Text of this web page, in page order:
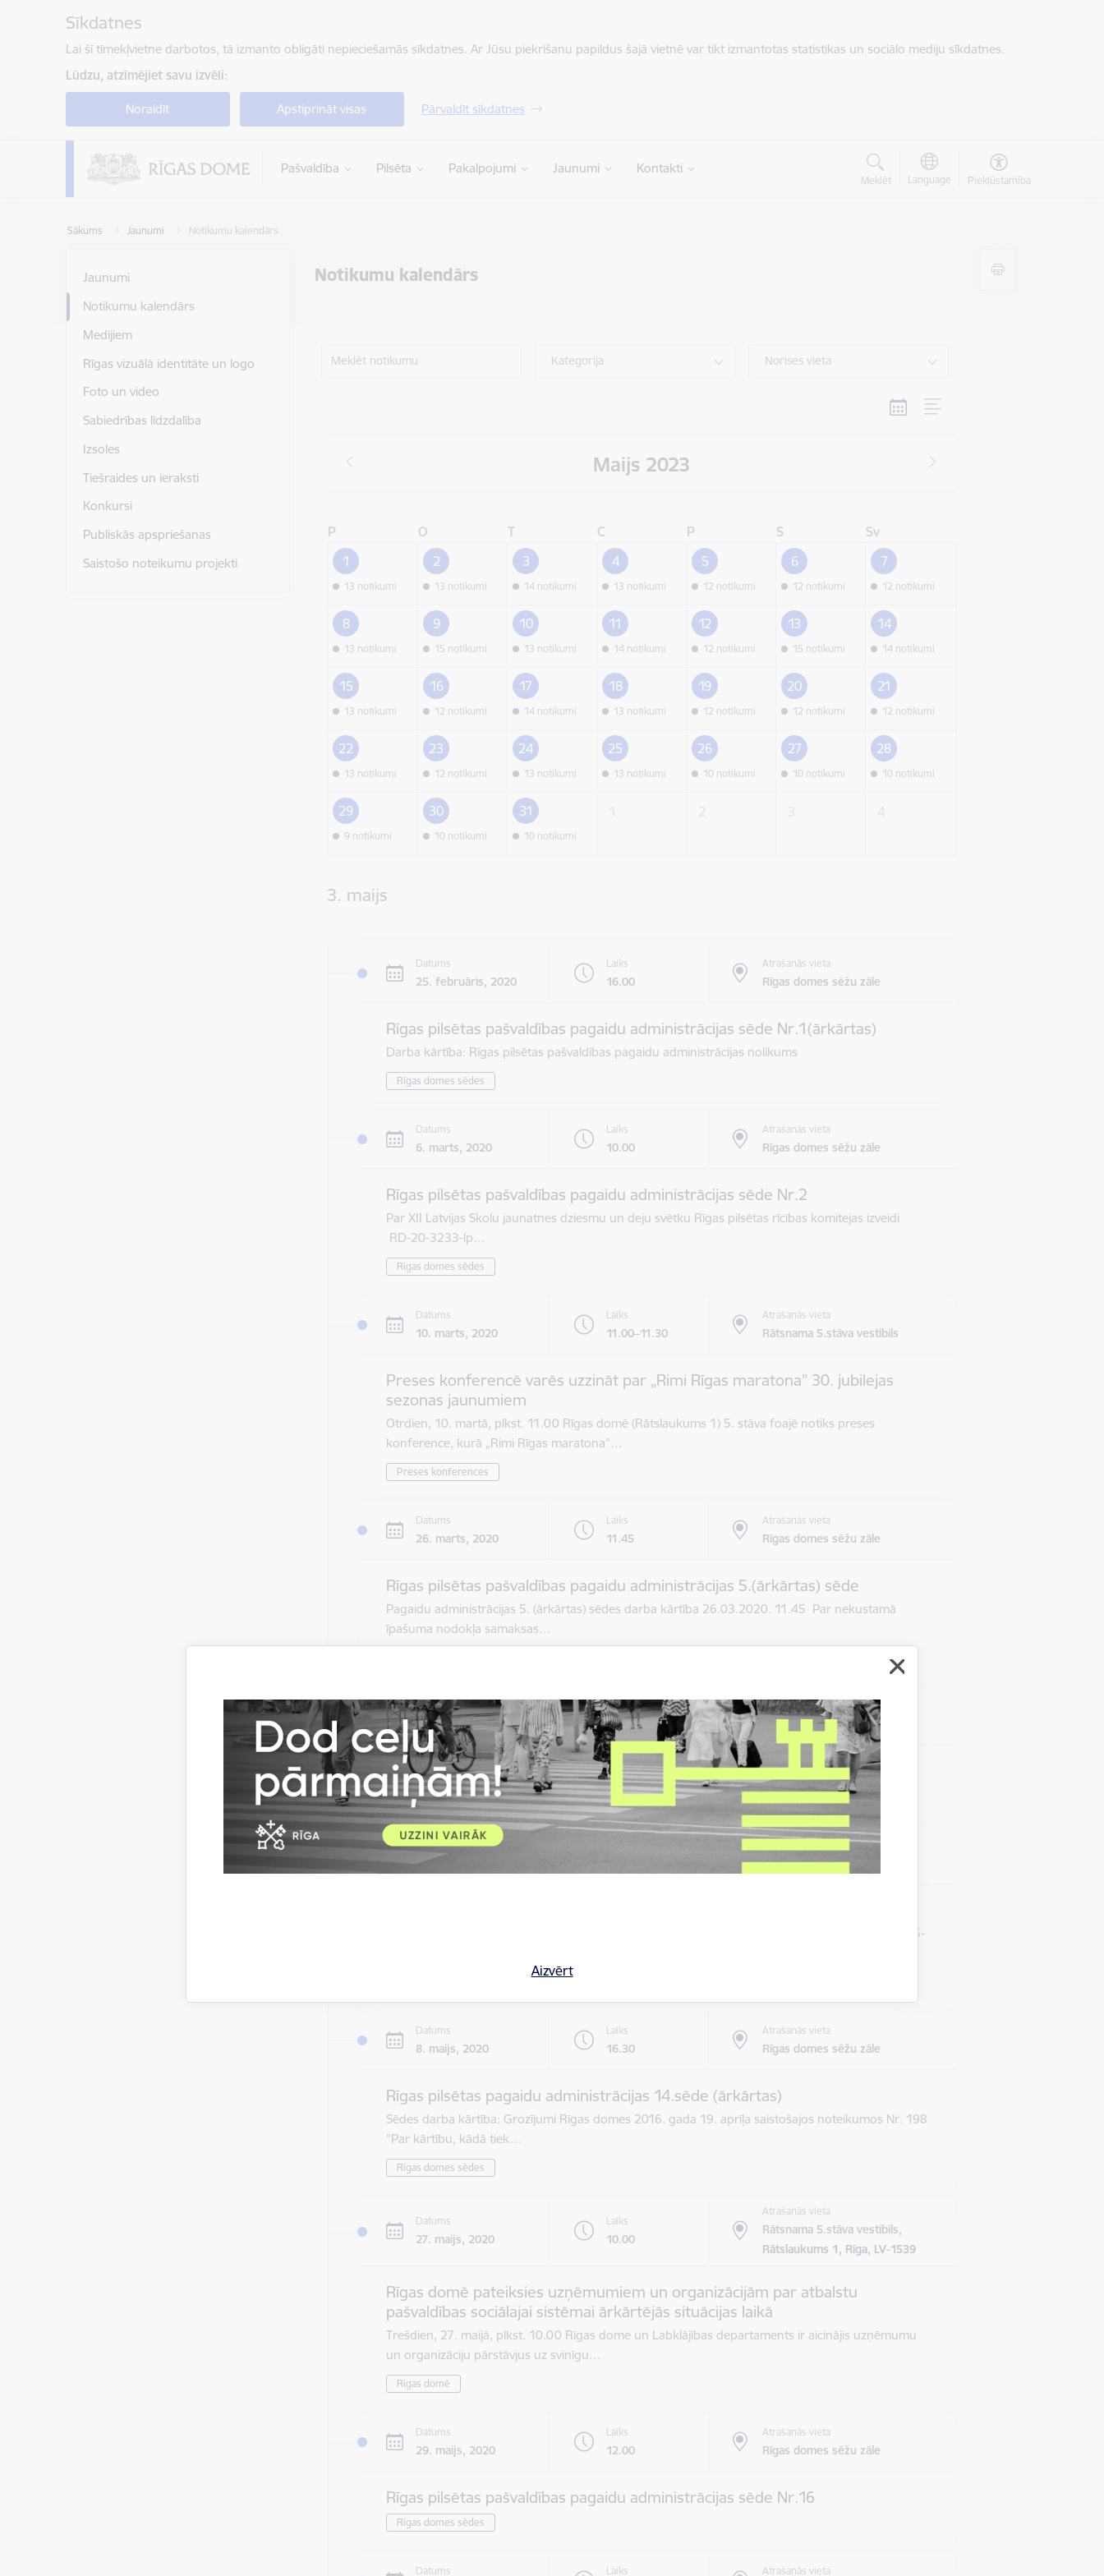
Sīkdatnes
Lai šī tīmekļvietne darbotos, tā izmanto obligāti nepieciešamās sīkdatnes. Ar Jūsu piekrišanu papildus šajā vietnē var tikt izmantotas statistikas un sociālo mediju sīkdatnes.
Lūdzu, atzīmējiet savu izvēli:
Noraidīt Apstiprināt visas Pārvaldīt sīkdatnes
Pašvaldība Pilsēta Pakalpojumi Jaunumi Kontakti
Meklēt Language Piekļūstamība
Sākums Jaunumi Notikumu kalendārs
Notikumu kalendārs
Aizvērt
Jaunumi
Notikumu kalendārs
Medijiem
Rīgas vizuālā identitāte un logo
Foto un video
Sabiedrības līdzdalība
Izsoles
Tiešraides un ieraksti
Konkursi
Publiskās apspriešanas
Saistošo noteikumu projekti
Meklēt notikumu Kategorija Norises vieta
Maijs 2023
P O T C P S
Sv
1
13 notikumi
2
13 notikumi
3
14 notikumi
4
13 notikumi
5
12 notikumi
6
12 notikumi
7
12 notikumi
8
13 notikumi
9
15 notikumi
10
13 notikumi
11
14 notikumi
12
12 notikumi
13
15 notikumi
14
14 notikumi
15
13 notikumi
16
12 notikumi
17
14 notikumi
18
13 notikumi
19
12 notikumi
20
12 notikumi
21
12 notikumi
22
13 notikumi
23
12 notikumi
24
13 notikumi
25
13 notikumi
26
10 notikumi
27
10 notikumi
28
10 notikumi
29
9 notikumi
30
10 notikumi
31
10 notikumi
3. maijs
Datums
25. februāris, 2020
Laiks
16.00
Atrašanās vieta
Rīgas domes sēžu zāle
Rīgas pilsētas pašvaldības pagaidu administrācijas sēde Nr.1(ārkārtas)
Darba kārtība: Rīgas pilsētas pašvaldības pagaidu administrācijas nolikums
Rīgas domes sēdes
Datums
6. marts, 2020
Laiks
10.00
Atrašanās vieta
Rīgas domes sēžu zāle
Rīgas pilsētas pašvaldības pagaidu administrācijas sēde Nr.2
Par XII Latvijas Skolu jaunatnes dziesmu un deju svētku Rīgas pilsētas rīcības komitejas izveidi
RD-20-3233-lp…
Rīgas domes sēdes
Datums
10. marts, 2020
Laiks
11.00–11.30
Atrašanās vieta
Rātsnama 5.stāva vestibils
Preses konferencē varēs uzzināt par „Rimi Rīgas maratona” 30. jubilejas
sezonas jaunumiem
Otrdien, 10. martā, plkst. 11.00 Rīgas domē (Rātslaukums 1) 5. stāva foajē notiks preses
konference, kurā „Rimi Rīgas maratona”…
Preses konferences
Datums
26. marts, 2020
Laiks
11.45
Atrašanās vieta
Rīgas domes sēžu zāle
Rīgas pilsētas pašvaldības pagaidu administrācijas 5.(ārkārtas) sēde
Pagaidu administrācijas 5. (ārkārtas) sēdes darba kārtība 26.03.2020. 11.45 Par nekustamā
īpašuma nodokļa samaksas…
Datums
17. aprīlis, 2020
Laiks
8.30–9.00
Atrašanās vieta
Rīgas domes sēžu zāle
Rīgas pilsētas pašvaldības pagaidu administrācijas 10.sēde
Rīgas domes sēdes
Datums
8. maijs, 2020 Rīgas domes sēžu zāle
Darba kārtība: 1. Par nekustamā īpašuma nodokļa samaksas termiņa pārcelšanu RD-20-186-
Datums
8. maijs, 2020
Laiks
16.30
Atrašanās vieta
Rīgas domes sēžu zāle
Rīgas pilsētas pagaidu administrācijas 14.sēde (ārkārtas)
Sēdes darba kārtība: Grozījumi Rīgas domes 2016. gada 19. aprīļa saistošajos noteikumos Nr. 198
"Par kārtību, kādā tiek…
Rīgas domes sēdes
Datums
27. maijs, 2020
Laiks
10.00
Atrašanās vieta
Rātsnama 5.stāva vestibils,
Rātslaukums 1, Rīga, LV-1539
Rīgas domē pateiksies uzņēmumiem un organizācijām par atbalstu
pašvaldības sociālajai sistēmai ārkārtējās situācijas laikā
Trešdien, 27. maijā, plkst. 10.00 Rīgas dome un Labklājības departaments ir aicinājis uzņēmumu
un organizāciju pārstāvjus uz svinīgu…
Rīgas domē
Datums
29. maijs, 2020
Laiks
12.00
Atrašanās vieta
Rīgas domes sēžu zāle
Rīgas pilsētas pašvaldības pagaidu administrācijas sēde Nr.16
Rīgas domes sēdes
Datums Laiks Atrašanās vieta